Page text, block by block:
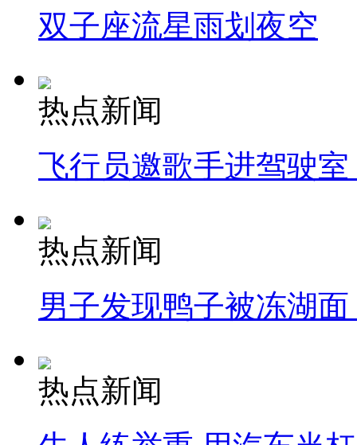
双子座流星雨划夜空
热点新闻
飞行员邀歌手进驾驶
热点新闻
男子发现鸭子被冻湖
热点新闻